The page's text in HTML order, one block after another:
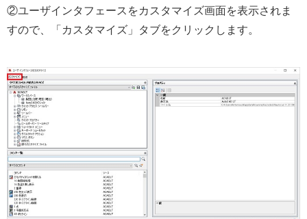
②ユーザインタフェースをカスタマイズ画面を表示されま
すので、「カスタマイズ」タブをクリックします。